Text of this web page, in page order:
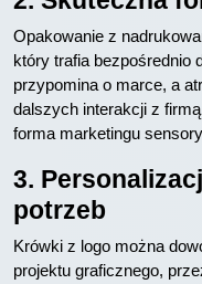
Opakowanie z
który trafia bezpośrednio
przypomina o marce, a
dalszych interakcji z
forma marketingu
3.
potrzeb
Krówki z logo można
projektu graficznego,